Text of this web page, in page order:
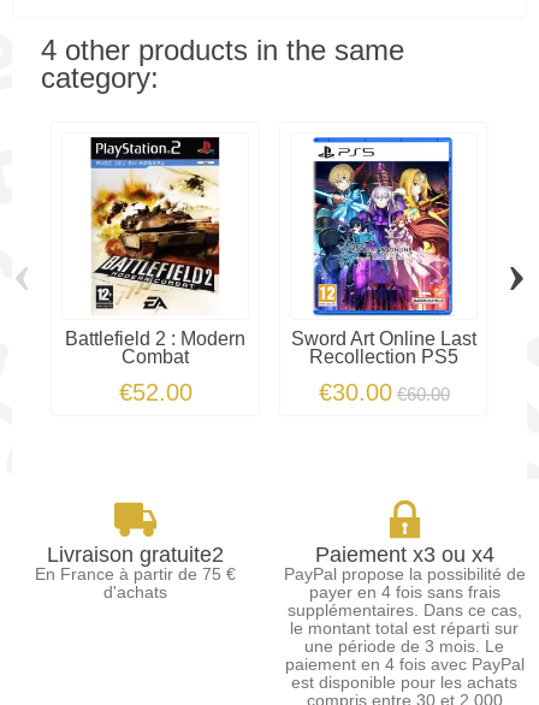
4 other products in the same
category:
Battlefield 2 : Modern
Combat
€52.00
Sword Art Online Last
Recollection PS5
€30.00 €60.00
‹ ›
Livraison gratuite2
En France à partir de 75 €
d'achats
Paiement x3 ou x4
PayPal propose la possibilité de
payer en 4 fois sans frais
supplémentaires. Dans ce cas,
le montant total est réparti sur
une période de 3 mois. Le
paiement en 4 fois avec PayPal
est disponible pour les achats
compris entre 30 et 2 000